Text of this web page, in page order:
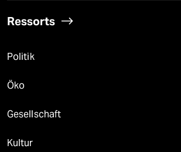
Ressorts
Politik
Öko
Gesellschaft
Kultur